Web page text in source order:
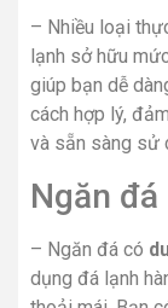
– Nhiều loại
lạnh sở hữu
giúp bạn dễ
cách hợp lý,
và sẵn sàng sử
Ngăn đá
– Ngăn đá có
dụng đá lạnh